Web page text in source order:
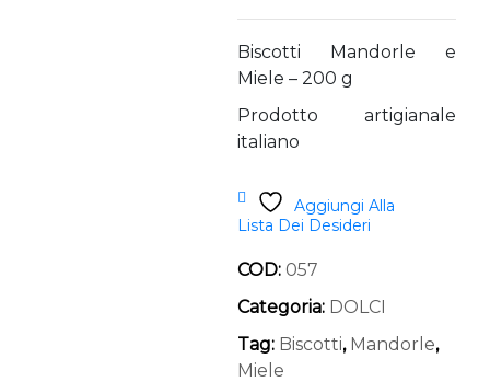
Biscotti Mandorle e
Miele – 200 g
Prodotto artigianale
italiano
Aggiungi Alla
Lista Dei Desideri
COD: 057
Categoria: DOLCI
Tag: Biscotti, Mandorle,
Miele